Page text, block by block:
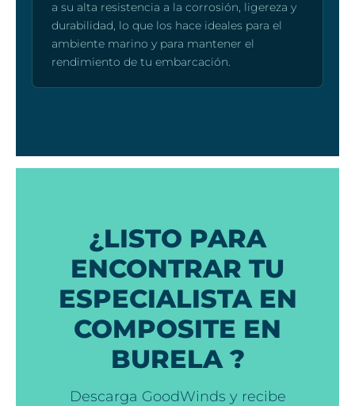
a su alta resistencia a la corrosión, ligereza y
durabilidad, lo que los hace ideales para el
ambiente marino y para mantener el
rendimiento de tu embarcación.
¿LISTO PARA
ENCONTRAR TU
ESPECIALISTA EN
COMPOSITE EN
BURELA ?
Descarga GoodWinds y recibe